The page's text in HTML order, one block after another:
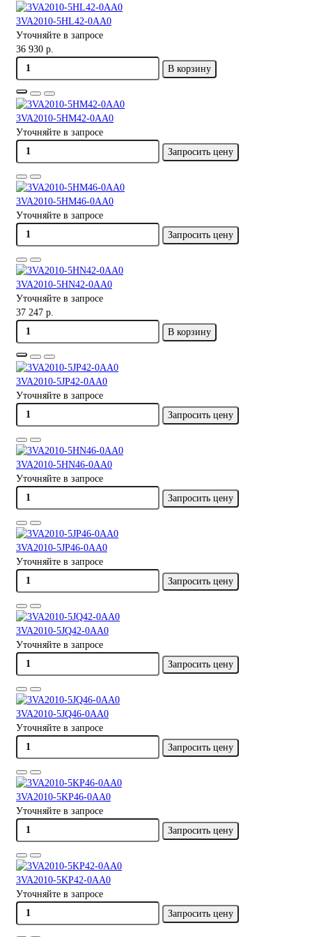
3VA2010-5HL42-0AA0
Уточняйте в запросе
36 930 р.
В корзину
3VA2010-5HM42-0AA0
Уточняйте в запросе
Запросить цену
3VA2010-5HM46-0AA0
Уточняйте в запросе
Запросить цену
3VA2010-5HN42-0AA0
Уточняйте в запросе
37 247 р.
В корзину
3VA2010-5JP42-0AA0
Уточняйте в запросе
Запросить цену
3VA2010-5HN46-0AA0
Уточняйте в запросе
Запросить цену
3VA2010-5JP46-0AA0
Уточняйте в запросе
Запросить цену
3VA2010-5JQ42-0AA0
Уточняйте в запросе
Запросить цену
3VA2010-5JQ46-0AA0
Уточняйте в запросе
Запросить цену
3VA2010-5KP46-0AA0
Уточняйте в запросе
Запросить цену
3VA2010-5KP42-0AA0
Уточняйте в запросе
Запросить цену